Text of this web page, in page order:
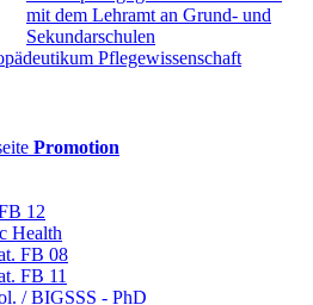
mit dem Lehramt an Grund- und
Sekundarschulen
Pflegewissenschaft
Promotion
12
Health
FB 08
FB 11
/ BIGSSS - PhD